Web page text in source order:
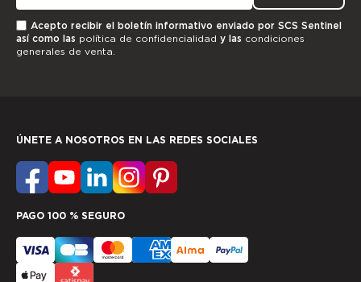
Acepto recibir el boletín informativo enviado por SCS Sentinel
así como las política de confidencialidad y las condiciones
generales de venta.
ÚNETE A NOSOTROS EN LAS REDES SOCIALES
PAGO 100 % SEGURO